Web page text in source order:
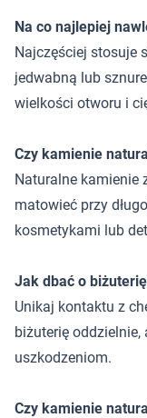
Na co najlepiej
Najczęściej stosuje
jedwabną lub
wielkości otworu i
Czy kamienie
Naturalne kamienie
matowieć przy
kosmetykami lub
Jak dbać o
Unikaj kontaktu z
biżuterię
uszkodzeniom.
Czy kamienie